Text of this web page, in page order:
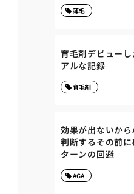
薄毛
育毛剤デビュー
アルな記録
育毛剤
効果が出ないか
判断するその前
ターンの回避
AGA